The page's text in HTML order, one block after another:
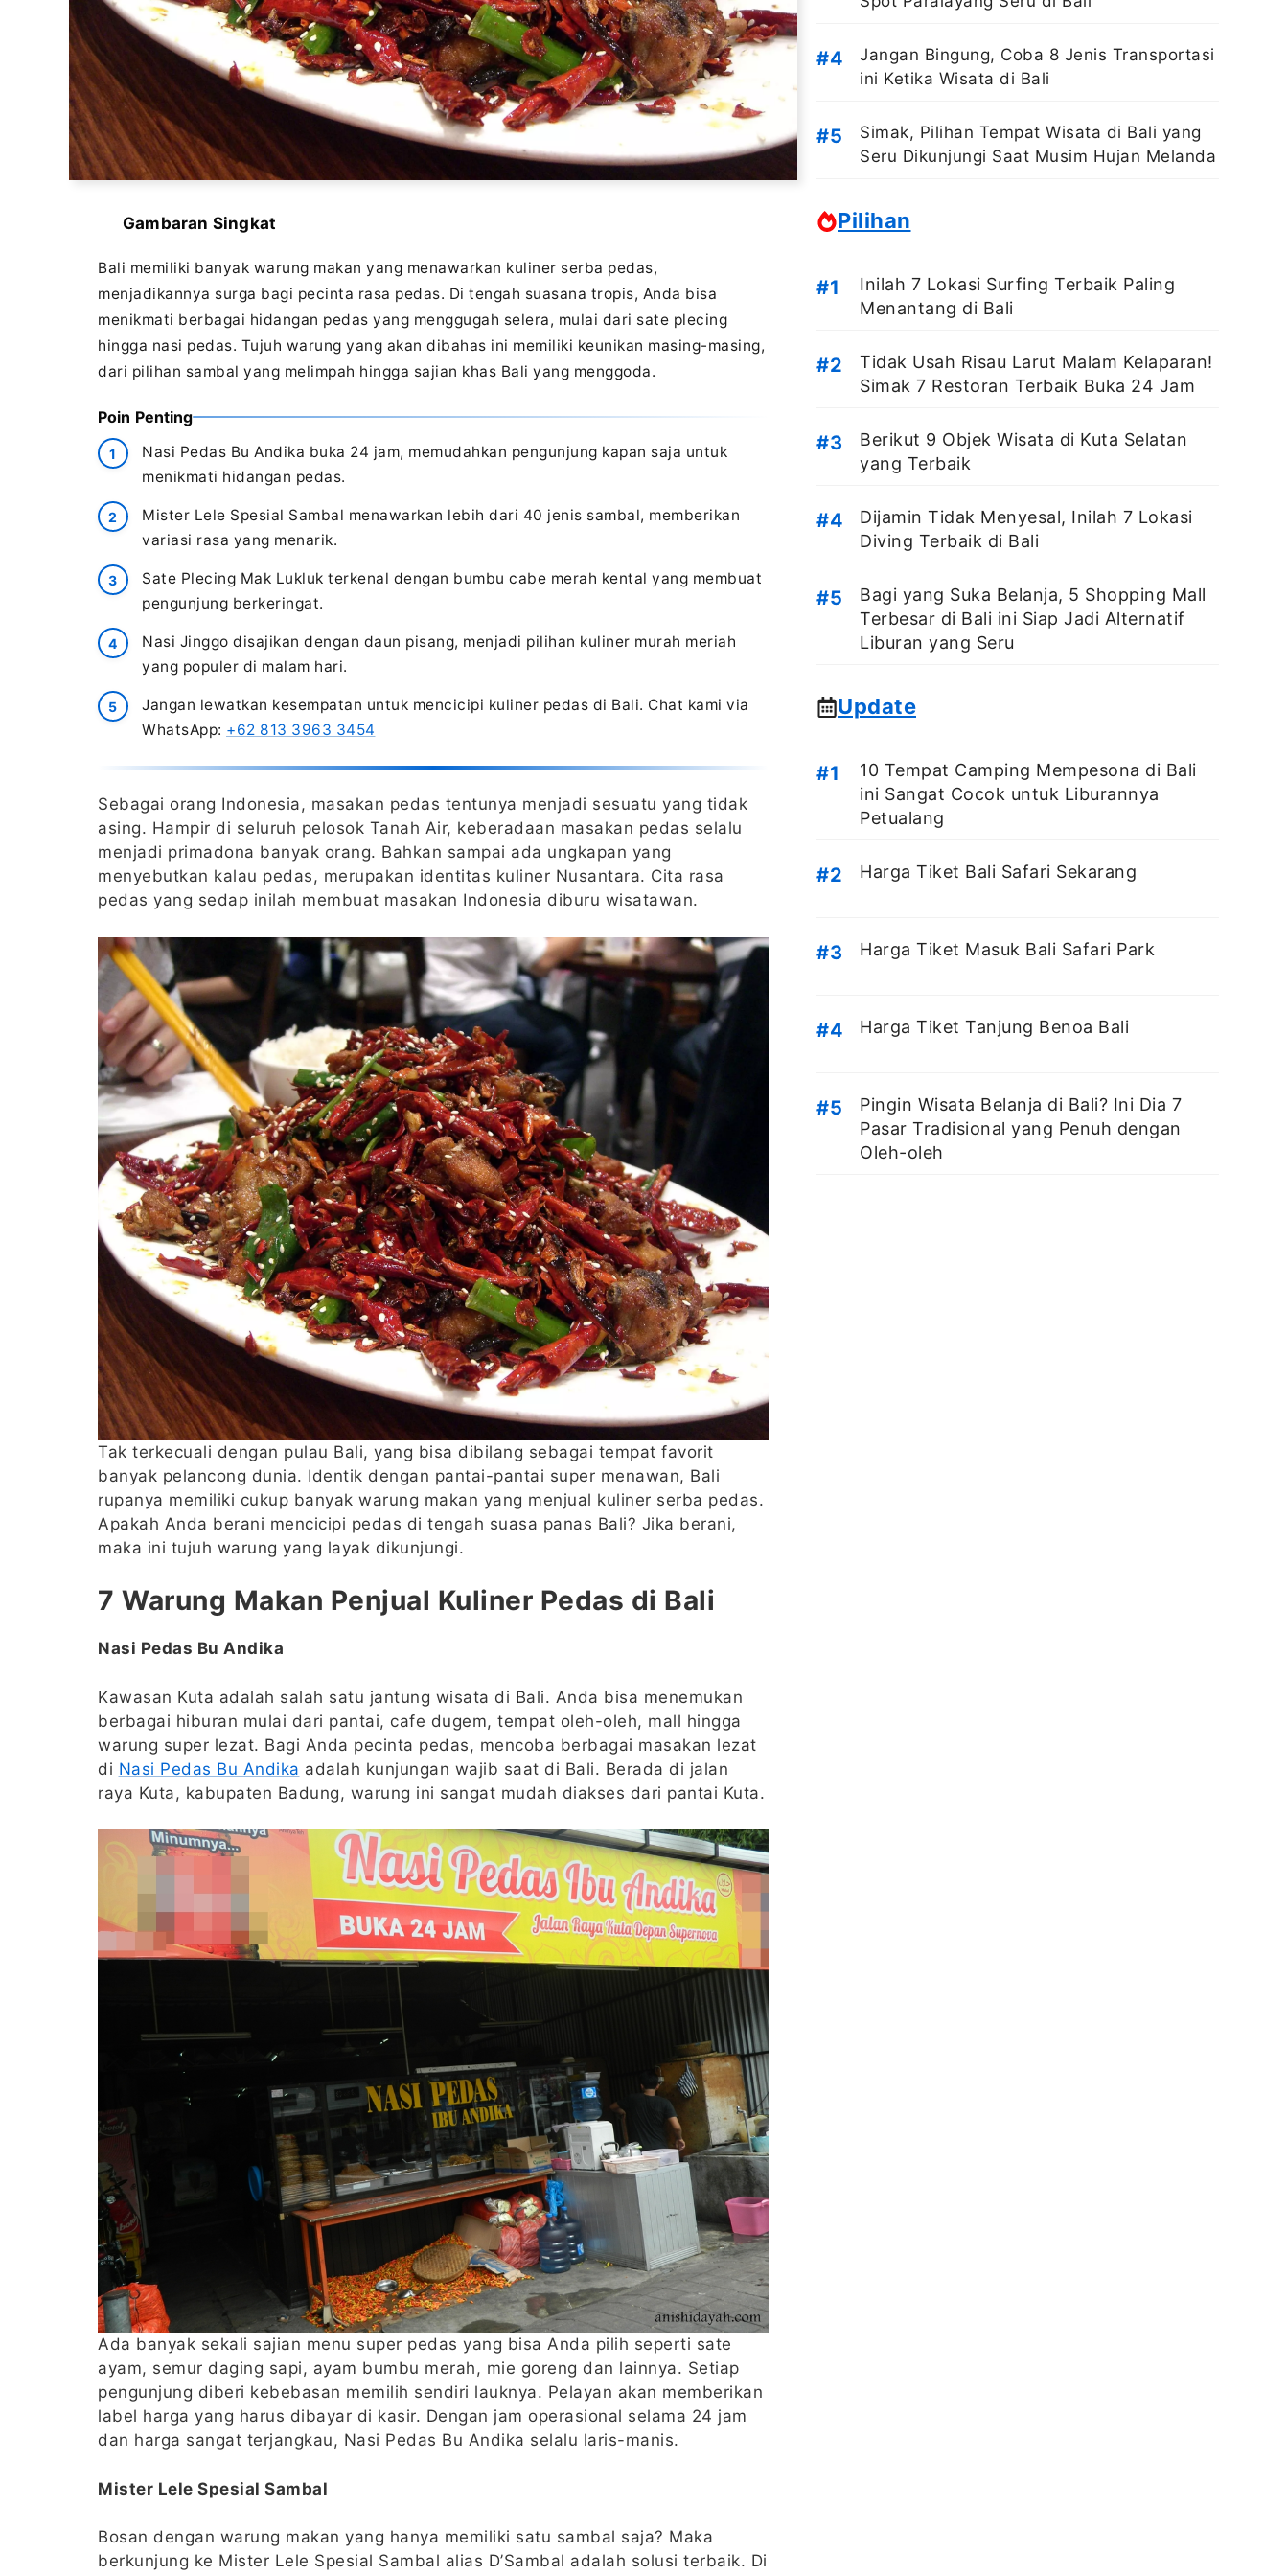
Gambaran Singkat
Bali memiliki banyak warung makan yang menawarkan kuliner serba pedas,
menjadikannya surga bagi pecinta rasa pedas. Di tengah suasana tropis, Anda bisa
menikmati berbagai hidangan pedas yang menggugah selera, mulai dari sate plecing
hingga nasi pedas. Tujuh warung yang akan dibahas ini memiliki keunikan masing-masing,
dari pilihan sambal yang melimpah hingga sajian khas Bali yang menggoda.
Poin Penting
Nasi Pedas Bu Andika buka 24 jam, memudahkan pengunjung kapan saja untuk
menikmati hidangan pedas.
Mister Lele Spesial Sambal menawarkan lebih dari 40 jenis sambal, memberikan
variasi rasa yang menarik.
Sate Plecing Mak Lukluk terkenal dengan bumbu cabe merah kental yang membuat
pengunjung berkeringat.
Nasi Jinggo disajikan dengan daun pisang, menjadi pilihan kuliner murah meriah
yang populer di malam hari.
Jangan lewatkan kesempatan untuk mencicipi kuliner pedas di Bali. Chat kami via
WhatsApp: +62 813 3963 3454
Sebagai orang Indonesia, masakan pedas tentunya menjadi sesuatu yang tidak
asing. Hampir di seluruh pelosok Tanah Air, keberadaan masakan pedas selalu
menjadi primadona banyak orang. Bahkan sampai ada ungkapan yang
menyebutkan kalau pedas, merupakan identitas kuliner Nusantara. Cita rasa
pedas yang sedap inilah membuat masakan Indonesia diburu wisatawan.
Tak terkecuali dengan pulau Bali, yang bisa dibilang sebagai tempat favorit
banyak pelancong dunia. Identik dengan pantai-pantai super menawan, Bali
rupanya memiliki cukup banyak warung makan yang menjual kuliner serba pedas.
Apakah Anda berani mencicipi pedas di tengah suasa panas Bali? Jika berani,
maka ini tujuh warung yang layak dikunjungi.
7 Warung Makan Penjual Kuliner Pedas di Bali
Nasi Pedas Bu Andika
Kawasan Kuta adalah salah satu jantung wisata di Bali. Anda bisa menemukan
berbagai hiburan mulai dari pantai, cafe dugem, tempat oleh-oleh, mall hingga
warung super lezat. Bagi Anda pecinta pedas, mencoba berbagai masakan lezat
di Nasi Pedas Bu Andika adalah kunjungan wajib saat di Bali. Berada di jalan
raya Kuta, kabupaten Badung, warung ini sangat mudah diakses dari pantai Kuta.
Ada banyak sekali sajian menu super pedas yang bisa Anda pilih seperti sate
ayam, semur daging sapi, ayam bumbu merah, mie goreng dan lainnya. Setiap
pengunjung diberi kebebasan memilih sendiri lauknya. Pelayan akan memberikan
label harga yang harus dibayar di kasir. Dengan jam operasional selama 24 jam
dan harga sangat terjangkau, Nasi Pedas Bu Andika selalu laris-manis.
Mister Lele Spesial Sambal
Bosan dengan warung makan yang hanya memiliki satu sambal saja? Maka
berkunjung ke Mister Lele Spesial Sambal alias D’Sambal adalah solusi terbaik. Di
Jangan Bingung, Coba 8 Jenis Transportasi
ini Ketika Wisata di Bali
Simak, Pilihan Tempat Wisata di Bali yang
Seru Dikunjungi Saat Musim Hujan Melanda
Pilihan
Inilah 7 Lokasi Surfing Terbaik Paling
Menantang di Bali
Tidak Usah Risau Larut Malam Kelaparan!
Simak 7 Restoran Terbaik Buka 24 Jam
Berikut 9 Objek Wisata di Kuta Selatan
yang Terbaik
Dijamin Tidak Menyesal, Inilah 7 Lokasi
Diving Terbaik di Bali
Bagi yang Suka Belanja, 5 Shopping Mall
Terbesar di Bali ini Siap Jadi Alternatif
Liburan yang Seru
Update
10 Tempat Camping Mempesona di Bali
ini Sangat Cocok untuk Liburannya
Petualang
Harga Tiket Bali Safari Sekarang
Harga Tiket Masuk Bali Safari Park
Harga Tiket Tanjung Benoa Bali
Pingin Wisata Belanja di Bali? Ini Dia 7
Pasar Tradisional yang Penuh dengan
Oleh-oleh